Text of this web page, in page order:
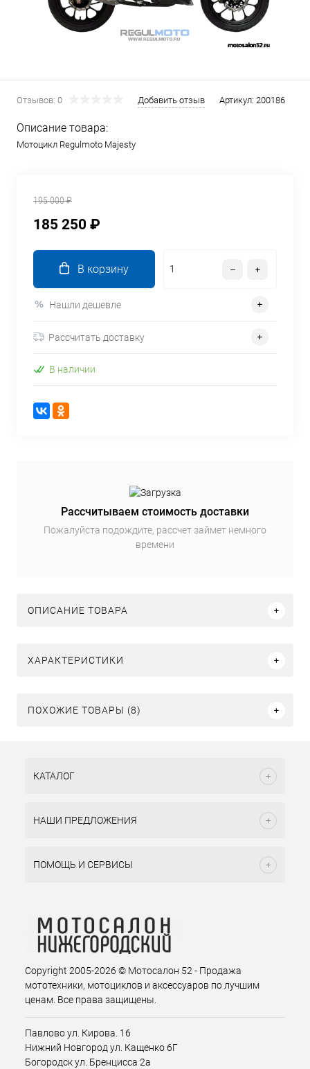
Отзывов: 0 Добавить отзыв Артикул: 200186
Описание товара:
Мотоцикл Regulmoto Majesty
195 000 ₽
185 250 ₽
В корзину
Нашли дешевле
Рассчитать доставку
В наличии
Рассчитываем стоимость доставки
Пожалуйста подождите, рассчет займет немного
времени
ОПИСАНИЕ ТОВАРА
ХАРАКТЕРИСТИКИ
ПОХОЖИЕ ТОВАРЫ (8)
КАТАЛОГ
НАШИ ПРЕДЛОЖЕНИЯ
ПОМОЩЬ И СЕРВИСЫ
Copyright 2005-2026 © Мотосалон 52 - Продажа
мототехники, мотоциклов и аксессуаров по лучшим
ценам. Все права защищены.
Павлово ул. Кирова. 16
Нижний Новгород ул. Кащенко 6Г
Богородск ул. Бренцисса 2а